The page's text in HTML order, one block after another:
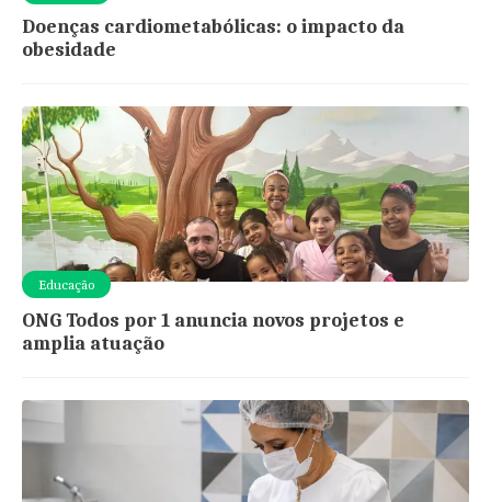
Doenças cardiometabólicas: o impacto da
obesidade
Educação
ONG Todos por 1 anuncia novos projetos e
amplia atuação